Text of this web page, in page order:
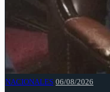
NACIONALES 06/08/2026